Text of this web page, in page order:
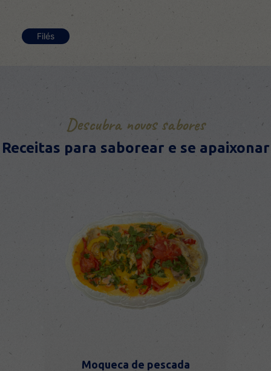
Filés
Descubra novos sabores
Receitas para saborear e se apaixonar
Moqueca de pescada